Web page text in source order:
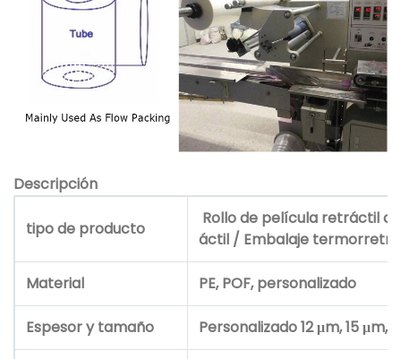
Descripción
tipo de producto
Rollo de película retráctil
áctil / Embalaje
Material PE, POF, personalizado
Espesor y tamaño Personalizado 12 μm,15μm,